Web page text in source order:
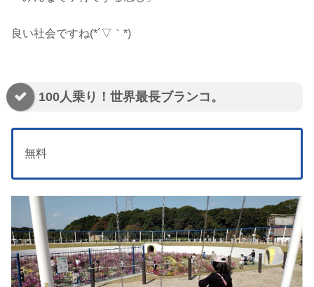
良い社会ですね(*´▽｀*)
100人乗り！世界最長ブランコ。
無料